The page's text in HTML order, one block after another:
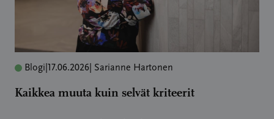
Blogi 17.06.2026 | Sarianne Hartonen
Kaikkea muuta kuin selvät kriteerit